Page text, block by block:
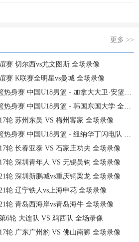
更多 >>
赛 切尔西vs尤文图斯 全场录像
赛 K联赛全明星vs曼城 全场录像
中国U18男篮 - 加拿大大卫·安篮球学院 全场录像
身赛 中国U18男篮 - 韩国东国大学 全场录像
轮 苏州东吴 VS 梅州客家 全场录像
赛 中国U18男篮 - 纽纳华丁闪电队 全场录像
轮 长春亚泰 VS 石家庄功夫 全场录像
轮 深圳青年人 VS 无锡吴钩 全场录像
轮 深圳新鹏城vs重庆铜梁龙 全场录像
轮 辽宁铁人vs上海申花 全场录像
轮 青岛西海岸vs青岛海牛 全场录像
6轮 大连队 VS 鸡西队 全场录像
轮 广东广州豹 VS 佛山南狮 全场录像